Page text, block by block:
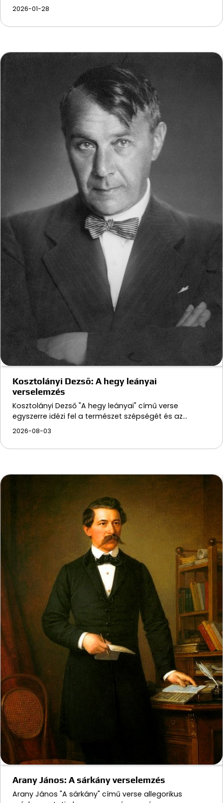
2026-01-28
Kosztolányi Dezső: A hegy leányai
verselemzés
Kosztolányi Dezső "A hegy leányai" című verse
egyszerre idézi fel a természet szépségét és az…
2026-08-03
Arany János: A sárkány verselemzés
Arany János "A sárkány" című verse allegorikus